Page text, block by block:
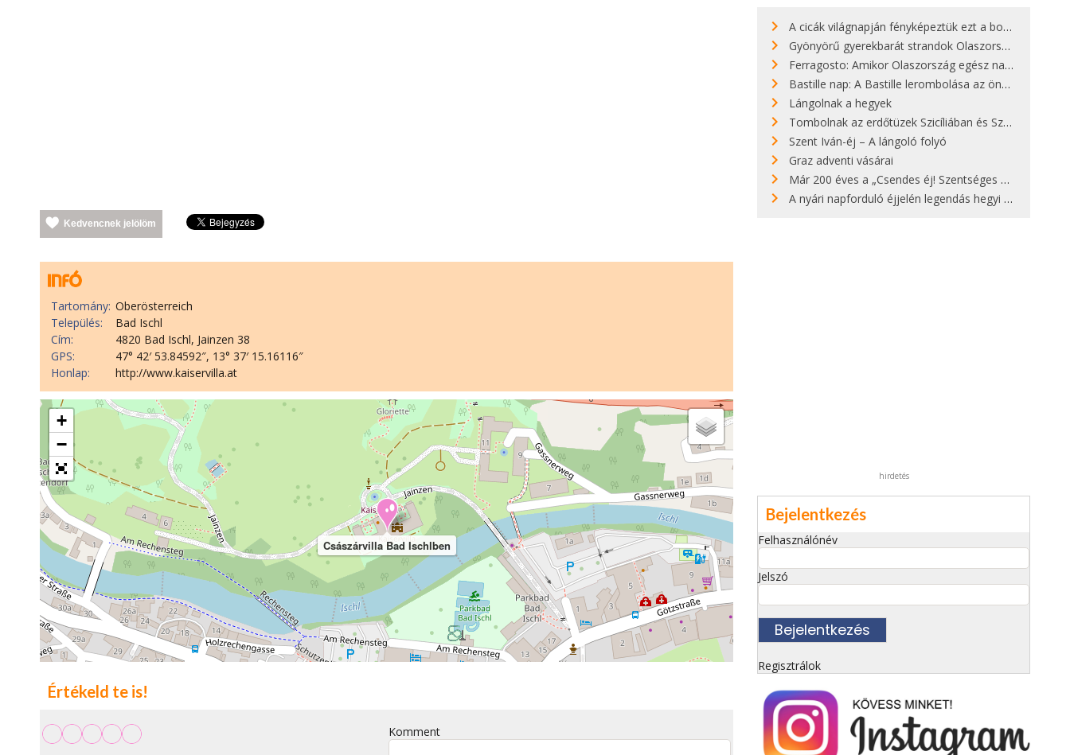
Kedvencnek jelölöm
Tartomány: Oberösterreich
Település:
Bad Ischl
Cím:
4820 Bad Ischl, Jainzen 38
GPS:
47° 42′ 53.84592″, 13° 37′ 15.16116″
Honlap:
http://www.kaiservilla.at
Császárvilla Bad Ischlben
+
−
Értékeld te is!
Komment
A cicák világnapján fényképeztük ezt a bokor alatt hűsölő cicát Kisorosziban
Gyönyörű gyerekbarát strandok Olaszországban - megmutatjuk a 15 legjobbat
Ferragosto: Amikor Olaszország egész nap nyaral
Bastille nap: A Bastille lerombolása az önkényuralom végét jelentette
Lángolnak a hegyek
Tombolnak az erdőtüzek Szicíliában és Szardínián
Szent Iván-éj – A lángoló folyó
Graz adventi vásárai
Már 200 éves a „Csendes éj! Szentséges éj!”
A nyári napforduló éjjelén legendás hegyi tüzek világítják meg Zugspitzét
hirdetés
Bejelentkezés
Felhasználónév
Jelszó
Regisztrálok